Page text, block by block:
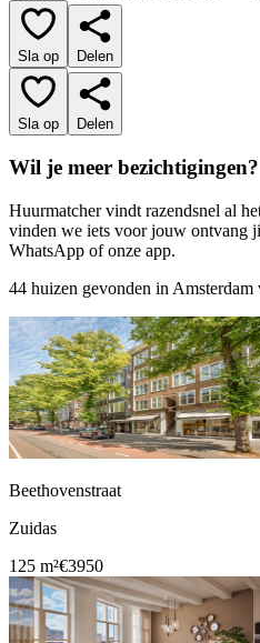
Sla op Delen
Sla op Delen
Wil je meer bezichtigingen?
Huurmatcher vindt razendsnel al
vinden we iets voor jouw ontvang
WhatsApp of onze app.
44 huizen gevonden in Amsterdam
Beethovenstraat
Zuidas
125 m²€3950